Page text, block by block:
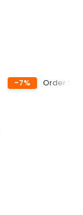
-7% Order